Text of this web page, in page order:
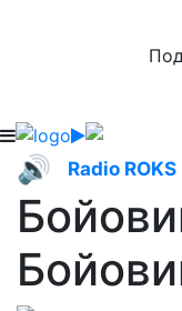
🔊 Radio ROKS